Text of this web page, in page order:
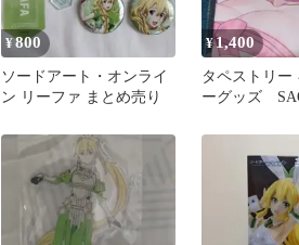
¥800
ソードアート・オンライ
ン リーファ まとめ売り
¥1,400
タペストリー
ーグッズ